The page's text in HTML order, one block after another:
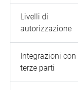
Livelli di
autorizzazione
Integrazioni con
terze parti